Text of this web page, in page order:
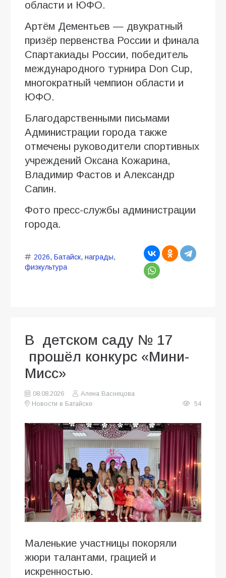
области и ЮФО.
Артём Дементьев — двукратный
призёр первенства России и финала
Спартакиады России, победитель
международного турнира Don Cup,
многократный чемпион области и
ЮФО.
Благодарственными письмами
Администрации города также
отмечены руководители спортивных
учреждений Оксана Кожарина,
Владимир Фастов и Александр
Сапин.
Фото пресс-службы администрации
города.
2026, Батайск, награды,
физкультура
В детском саду № 17
прошёл конкурс «Мини-
Мисс»
08.08.2026
Алена Васнецова
Новости в Батайске
54
Маленькие участницы покоряли
жюри талантами, грацией и
искренностью.